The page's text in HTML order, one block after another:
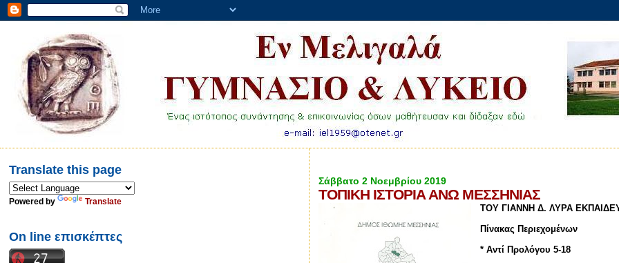
Σάββατο 2 Νοεμβρίου 2019
ΤΟΠΙΚΗ ΙΣΤΟΡΙΑ ΑΝΩ ΜΕΣΣΗΝΙΑΣ
ΤΟΥ ΓΙΑΝΝΗ Δ. ΛΥΡΑ
Πίνακας Περιεχομένων
* Αντί Προλόγου 5-18
Translate this page
Powered by Translate
On line επισκέπτες